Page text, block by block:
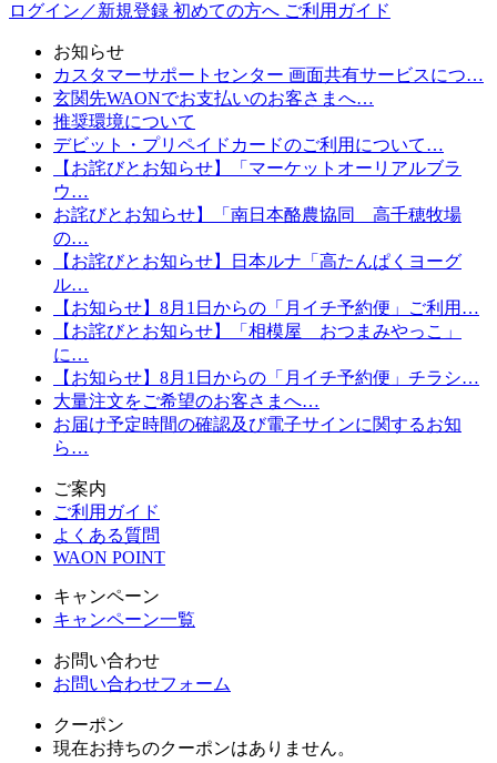
ログイン／新規登録 初めての方へ ご利用ガイド
お知らせ
カスタマーサポートセンター 画面共有サービスにつ…
玄関先WAONでお支払いのお客さまへ…
推奨環境について
デビット・プリペイドカードのご利用について…
【お詫びとお知らせ】「マーケットオーリアルブラ
ウ…
お詫びとお知らせ】「南日本酪農協同 高千穂牧場
の…
【お詫びとお知らせ】日本ルナ「高たんぱくヨーグ
ル…
【お知らせ】8月1日からの「月イチ予約便」ご利用…
【お詫びとお知らせ】「相模屋 おつまみやっこ」
に…
【お知らせ】8月1日からの「月イチ予約便」チラシ…
大量注文をご希望のお客さまへ…
お届け予定時間の確認及び電子サインに関するお知
ら…
ご案内
ご利用ガイド
よくある質問
WAON POINT
キャンペーン
キャンペーン一覧
お問い合わせ
お問い合わせフォーム
クーポン
現在お持ちのクーポンはありません。